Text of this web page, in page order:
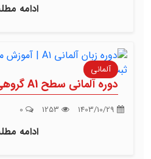
ادامه
آلمانی
دوره آلمانی سطح A1 گروهی
ادامه